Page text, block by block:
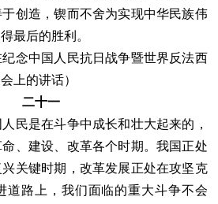
创造，锲而不舍为实现中华民族伟
最后的胜利。
念中国人民抗日战争暨世界反法西
上的讲话）
二十一
是在斗争中成长和壮大起来的，
、建设、改革各个时期。我国正处
关键时期，改革发展正处在攻坚克
道路上，我们面临的重大斗争不会